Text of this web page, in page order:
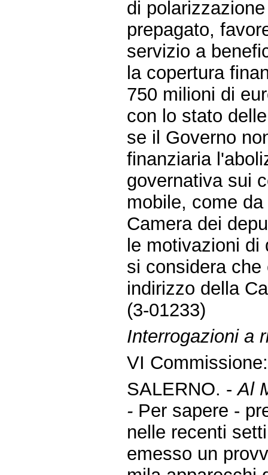
di
prepagato,
servizio a
la copertura
750 milioni di
con lo stato
se il Governo
finanziaria
governativa sui
mobile, come
Camera dei
le motivazioni di
si considera
indirizzo della
(3-01233)
Interrogazioni a
VI Commissione:
SALERNO. -Al
- Per sapere -
nelle recenti
emesso un